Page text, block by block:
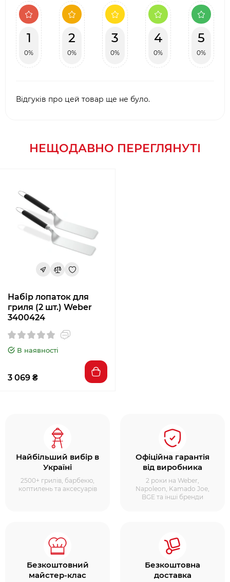
1
0%
2
0%
3
0%
4
0%
5
0%
Відгуків про цей товар ще не було.
НЕЩОДАВНО ПЕРЕГЛЯНУТІ
Набір лопаток для
гриля (2 шт.) Weber
3400424
В наявності
3 069 ₴
Найбільший вибір в
Україні
2500+ грилів, барбекю,
коптилень та аксесуарів
Офіційна гарантія
від виробника
2 роки на Weber,
Napoleon, Kamado Joe,
BGE та інші бренди
Безкоштовний
майстер-клас
Безкоштовна
доставка